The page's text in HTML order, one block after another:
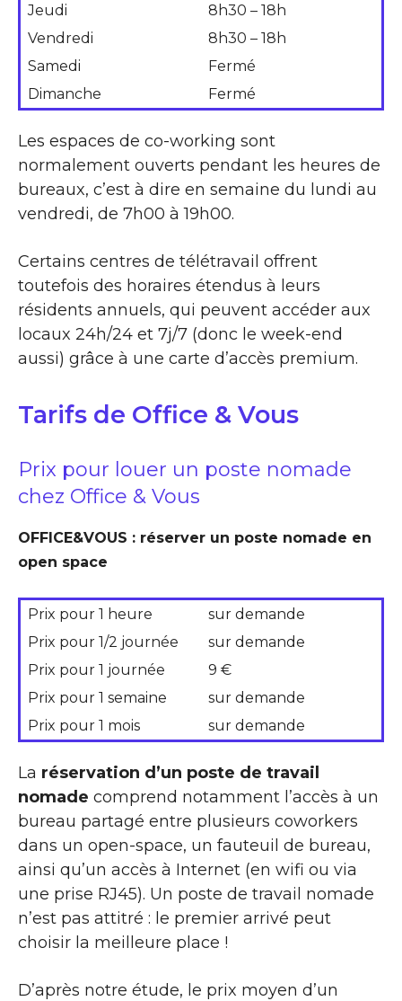
Jeudi
8h30 – 18h
Vendredi
8h30 – 18h
Samedi
Fermé
Dimanche
Fermé
Les espaces de co-working sont
normalement ouverts pendant les heures de
bureaux, c’est à dire en semaine du lundi au
vendredi, de 7h00 à 19h00.
Certains centres de télétravail offrent
toutefois des horaires étendus à leurs
résidents annuels, qui peuvent accéder aux
locaux 24h/24 et 7j/7 (donc le week-end
aussi) grâce à une carte d’accès premium.
Tarifs de Office & Vous
Prix pour louer un poste nomade
chez Office & Vous
OFFICE&VOUS : réserver un poste nomade en
open space
Prix pour 1 heure
sur demande
Prix pour 1/2 journée
sur demande
Prix pour 1 journée
9 €
Prix pour 1 semaine
sur demande
Prix pour 1 mois
sur demande
La réservation d’un poste de travail
nomade comprend notamment l’accès à un
bureau partagé entre plusieurs coworkers
dans un open-space, un fauteuil de bureau,
ainsi qu’un accès à Internet (en wifi ou via
une prise RJ45). Un poste de travail nomade
n’est pas attitré : le premier arrivé peut
choisir la meilleure place !
D’après notre étude, le prix moyen d’un